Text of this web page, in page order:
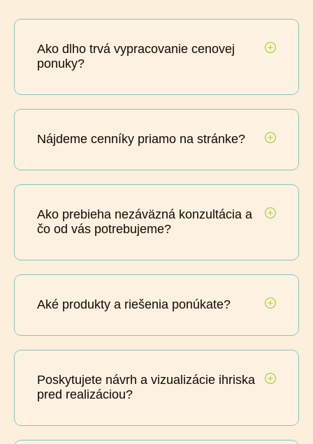
Ako dlho trvá vypracovanie cenovej
ponuky?
Nájdeme cenníky priamo na stránke?
Ako prebieha nezáväzná konzultácia a
čo od vás potrebujeme?
Aké produkty a riešenia ponúkate?
Poskytujete návrh a vizualizácie ihriska
pred realizáciou?